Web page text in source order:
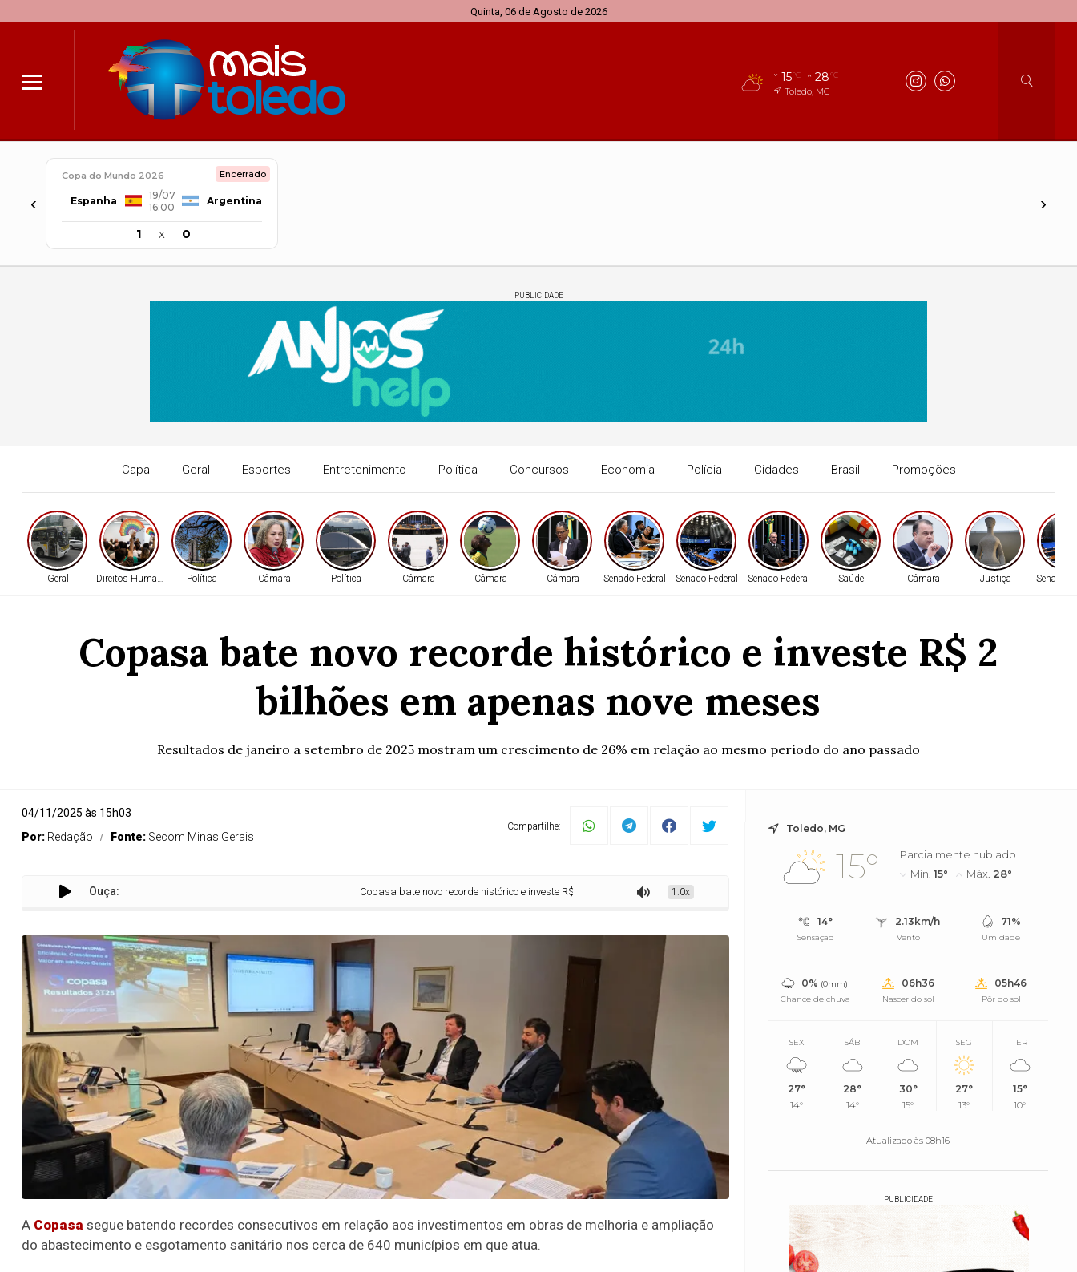
Quinta, 06 de Agosto de 2026
15°C 28°C
Toledo, MG
‹
Copa do Mundo 2026 Encerrado
Espanha
19/07
16:00
Argentina
1 x 0
›
PUBLICIDADE
Capa Geral Esportes Entretenimento Política Concursos Economia Polícia Cidades Brasil Promoções
Geral Direitos Humanos Política Câmara Política Câmara Câmara Câmara Senado Federal Senado Federal Senado Federal Saúde Câmara Justiça Senado
Copasa bate novo recorde histórico e investe R$ 2
bilhões em apenas nove meses
Resultados de janeiro a setembro de 2025 mostram um crescimento de 26% em relação ao mesmo período do ano passado
04/11/2025 às 15h03
Por: Redação Fonte: Secom Minas Gerais
Compartilhe:
Ouça: Copasa bate novo recorde histórico e investe R$ 2 bilhões em apenas nove meses 1.0x
A Copasa segue batendo recordes consecutivos em relação aos investimentos em obras de melhoria e ampliação
do abastecimento e esgotamento sanitário nos cerca de 640 municípios em que atua.
Toledo, MG
15°
Parcialmente nublado
Mín.15° Máx. 28°
14°
Sensação
2.13km/h
Vento
71%
Umidade
0% (0mm)
Chance de chuva
06h36
Nascer do sol
05h46
Pôr do sol
SEX
27°
14°
SÁB
28°
14°
DOM
30°
15°
SEG
27°
13°
TER
15°
10°
Atualizado às 08h16
PUBLICIDADE